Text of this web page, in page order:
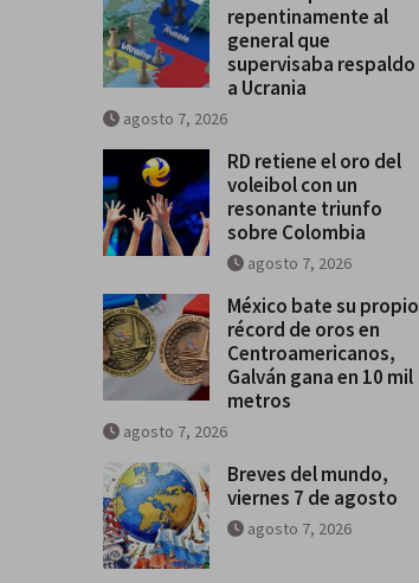
repentinamente al
general que
supervisaba respaldo
a Ucrania
agosto 7, 2026
RD retiene el oro del
voleibol con un
resonante triunfo
sobre Colombia
agosto 7, 2026
México bate su propio
récord de oros en
Centroamericanos,
Galván gana en 10 mil
metros
agosto 7, 2026
Breves del mundo,
viernes 7 de agosto
agosto 7, 2026